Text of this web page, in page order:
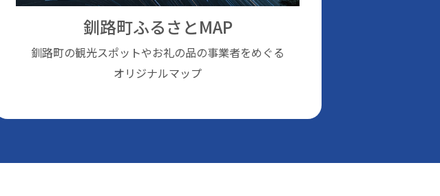
釧路町ふるさとMAP
釧路町の観光スポットやお礼の品の事業者をめぐる
オリジナルマップ